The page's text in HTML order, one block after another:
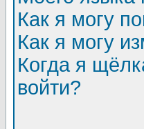
Как я могу
Как я могу
Когда я
войти?